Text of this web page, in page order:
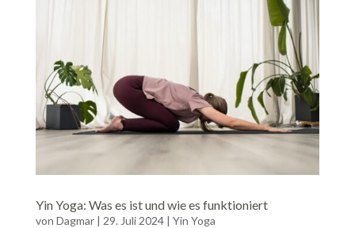
Yin Yoga: Was es ist und wie es funktioniert
von Dagmar| 29. Juli 2024| Yin Yoga